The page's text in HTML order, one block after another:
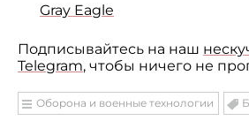
Gray Eagle
Подписывайтесь на наш
Telegram, чтобы ничего не
Оборона и военные технологии